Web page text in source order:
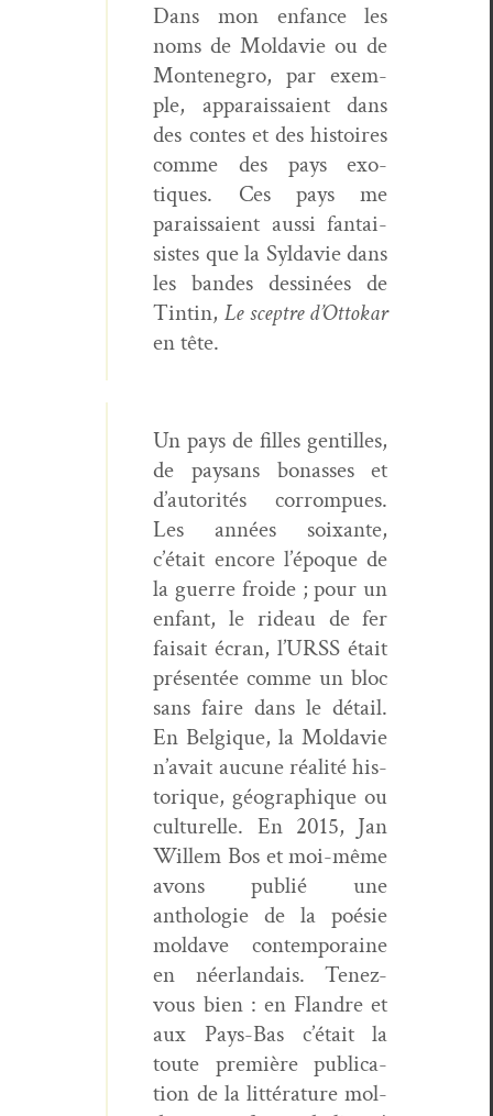
Dans mon enfance les
noms de Mol­davie ou de
Mon­tene­gro, par exem­
ple, appa­rais­saient dans
des con­tes et des his­toires
comme des pays exo­
tiques. Ces pays me
parais­saient aus­si fan­tai­
sistes que la Syl­davie dans
les ban­des dess­inées de
Tintin, Le scep­tre d’Ottokar
en tête.
Un pays de filles gen­tilles,
de paysans bonass­es et
d’autorités cor­rompues.
Les années soix­ante,
c’était encore l’époque de
la guerre froide ; pour un
enfant, le rideau de fer
fai­sait écran, l’URSS était
présen­tée comme un bloc
sans faire dans le détail.
En Bel­gique, la Mol­davie
n’avait aucune réal­ité his­
torique, géo­graphique ou
cul­turelle. En 2015, Jan
Willem Bos et moi-même
avons pub­lié une
antholo­gie de la poésie
mol­dave con­tem­po­raine
en néer­landais. Tenez-
vous bien : en Flan­dre et
aux Pays-Bas c’était la
toute pre­mière pub­li­ca­
tion de la lit­téra­ture mol­